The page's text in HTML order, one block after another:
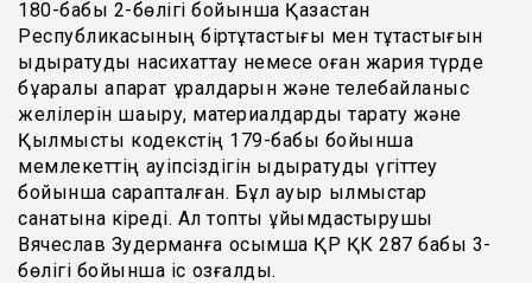
180-бабы 2-бөлігі бойынша Қазақстан
Республикасының біртұтастығы мен тұтастығын
ыдыратуды насихаттау немесе оған жария түрде
бұқаралық ақпарат құралдарын және телебайланыс
желілерін шақыру, материалдарды тарату және
Қылмыстық кодекстің 179-бабы бойынша
мемлекеттің қауіпсіздігін ыдыратуды үгіттеу
бойынша сарапталған. Бұл ауыр қылмыстар
санатына кіреді. Ал топты ұйымдастырушы
Вячеслав Зудерманға қосымша ҚР ҚК 287 бабы 3-
бөлігі бойынша іс қозғалды.